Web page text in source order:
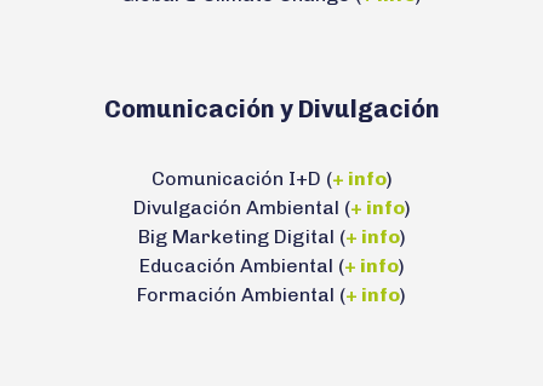
Comunicación y Divulgación
Comunicación I+D (+ info)
Divulgación Ambiental (+ info)
Big Marketing Digital (+ info)
Educación Ambiental (+ info)
Formación Ambiental (+ info)